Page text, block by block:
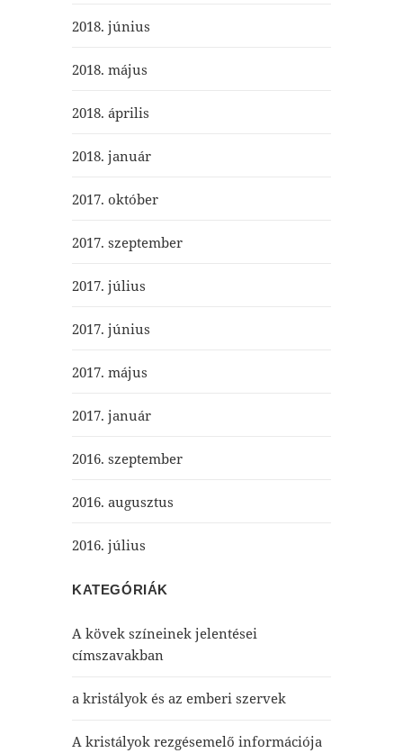
2018. június
2018. május
2018. április
2018. január
2017. október
2017. szeptember
2017. július
2017. június
2017. május
2017. január
2016. szeptember
2016. augusztus
2016. július
KATEGÓRIÁK
A kövek színeinek jelentései
címszavakban
a kristályok és az emberi szervek
A kristályok rezgésemelő információja